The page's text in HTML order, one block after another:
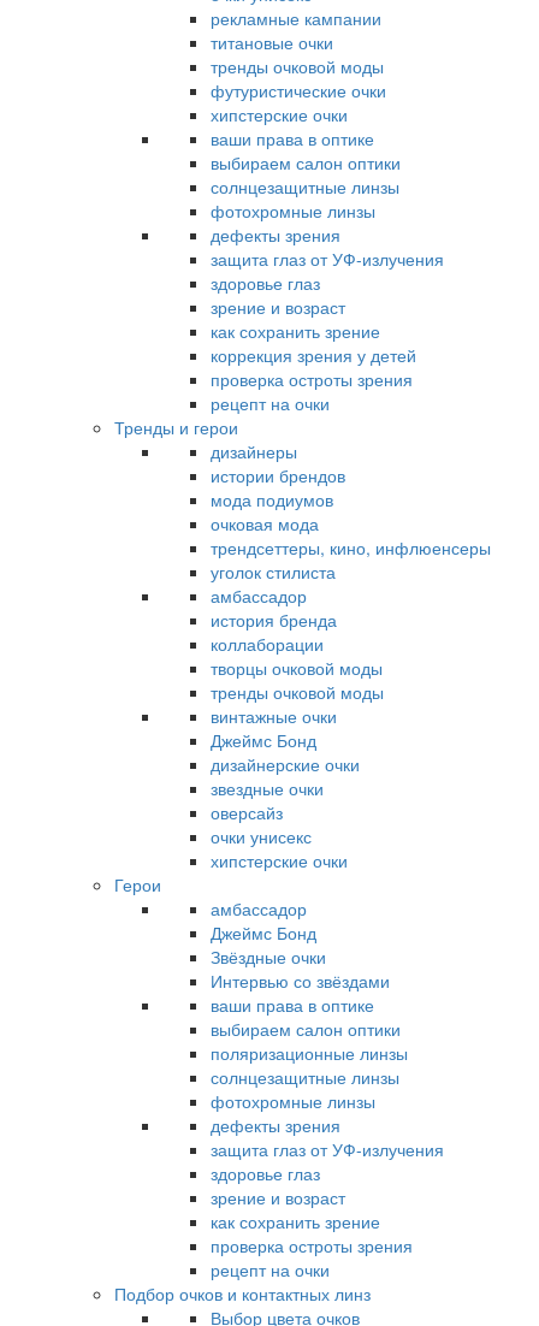
рекламные кампании
титановые очки
тренды очковой моды
футуристические очки
хипстерские очки
ваши права в оптике
выбираем салон оптики
солнцезащитные линзы
фотохромные линзы
дефекты зрения
защита глаз от УФ-излучения
здоровье глаз
зрение и возраст
как сохранить зрение
коррекция зрения у детей
проверка остроты зрения
рецепт на очки
Тренды и герои
дизайнеры
истории брендов
мода подиумов
очковая мода
трендсеттеры, кино, инфлюенсеры
уголок стилиста
амбассадор
история бренда
коллаборации
творцы очковой моды
тренды очковой моды
винтажные очки
Джеймс Бонд
дизайнерские очки
звездные очки
оверсайз
очки унисекс
хипстерские очки
Герои
амбассадор
Джеймс Бонд
Звёздные очки
Интервью со звёздами
ваши права в оптике
выбираем салон оптики
поляризационные линзы
солнцезащитные линзы
фотохромные линзы
дефекты зрения
защита глаз от УФ-излучения
здоровье глаз
зрение и возраст
как сохранить зрение
проверка остроты зрения
рецепт на очки
Подбор очков и контактных линз
Выбор цвета очков